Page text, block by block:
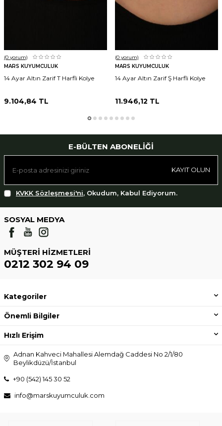
(0 yorum)
MARS KUYUMCULUK
14 Ayar Altın Zarif T Harfli Kolye
9.104,84 TL
(0 yorum)
MARS KUYUMCULUK
14 Ayar Altın Zarif Ş Harfli Kolye
11.946,12 TL
E-BÜLTEN ABONELIĞI
KAYIT OLUN
KVKK Sözleşmesi'ni, Okudum, Kabul Ediyorum.
SOSYAL MEDYA
MÜŞTERI HIZMETLERI
0212 302 94 09
Kategoriler
Önemli Bilgiler
Hızlı Erişim
Adnan Kahveci Mahallesi Alemdağ Caddesi No 2/1/80
Beylikdüzü/İstanbul
+90 (542) 145 30 52
info@marskuyumculuk.com